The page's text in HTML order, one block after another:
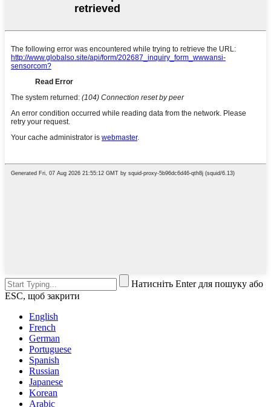
Натисніть Enter для пошуку або
ESC, щоб закрити
English
French
German
Portuguese
Spanish
Russian
Japanese
Korean
Arabic